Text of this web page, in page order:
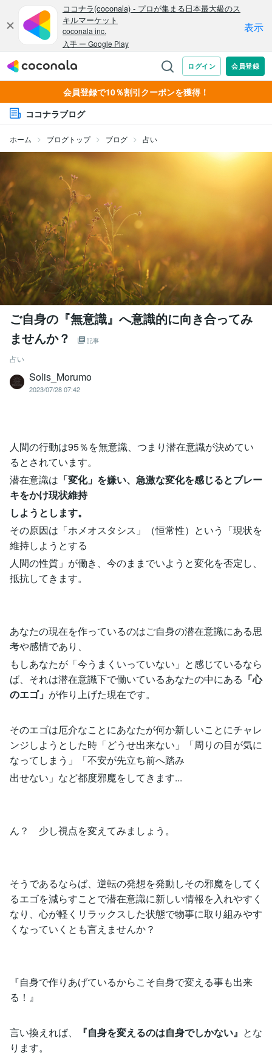
会員登録で10％割引クーポンを獲得！
ココナラブログ
ホーム ブログトップ ブログ 占い
ご自身の『無意識』へ意識的に向き合ってみ
ませんか？
記事
占い
Solis_Morumo
2023/07/28 07:42
人間の行動は95％を無意識、つまり潜在意識が決めてい
るとされています。
潜在意識は 「変化」を嫌い、急激な変化を感じるとブレー
キをかけ現状維持
しようとします。
その原因は「ホメオスタシス」（恒常性）という「現状を
維持しようとする
人間の性質」が働き、今のままでいようと変化を否定し、
抵抗してきます。
あなたの現在を作っているのはご自身の潜在意識にある思
考や感情であり、
もしあなたが「今うまくいっていない」と感じているなら
ば、それは潜在意識下で働いているあなたの中にある 「心
のエゴ」 が作り上げた現在です。
そのエゴは厄介なことにあなたが何か新しいことにチャレ
ンジしようとした時「どうせ出来ない」「周りの目が気に
なってしまう」「不安が先立ち前へ踏み
出せない」など都度邪魔をしてきます...
ん？ 少し視点を変えてみましょう。
そうであるならば、逆転の発想を発動しその邪魔をしてく
るエゴを減らすことで潜在意識に新しい情報を入れやすく
なり、心が軽くリラックスした状態で物事に取り組みやす
くなっていくとも言えませんか？
『自身で作りあげているからこそ自身で変える事も出来
る！』
言い換えれば、 『自身を変えるのは自身でしかない』 とな
ります。